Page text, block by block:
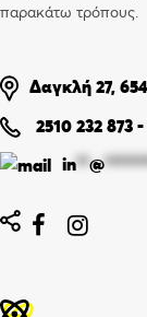
παρακάτω τρόπους.
Δαγκλή 27,
2510 232 873 -
in**@
 